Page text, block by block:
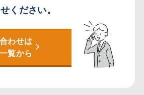
ください。
わせは
覧から